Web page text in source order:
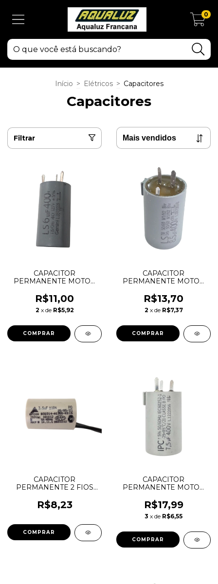
0
Início > Elétricos > Capacitores
Capacitores
Filtrar
CAPACITOR
PERMANENTE MOTOR
LORENSID -
VENTILADOR
R$11,00
2 x de R$5,92
CAPACITOR
PERMANENTE MOTOR
LORENSID -
VENTILADOR
R$13,70
2 x de R$7,37
CAPACITOR
PERMANENTE 2 FIOS
R$8,23
CAPACITOR
PERMANENTE MOTOR
VENTILADOR
R$17,99
3 x de R$6,55